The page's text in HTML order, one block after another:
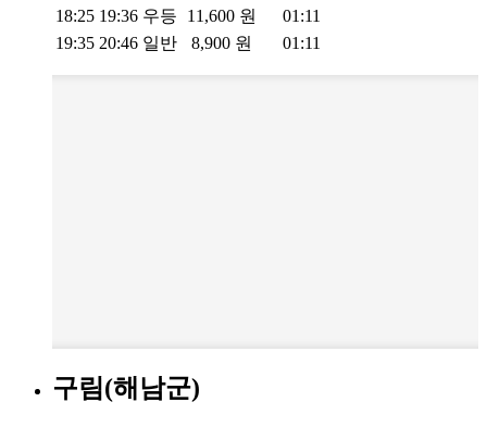
18:25 19:36 우등 11,600 원
01:11
19:35 20:46 일반 8,900 원 01:11
구림(해남군)